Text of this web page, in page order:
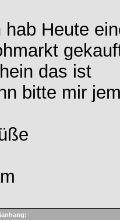
hab Heute
das ist
bitte mir